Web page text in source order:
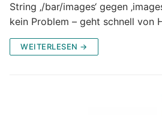
String ‚/bar/images‘ gegen
kein Problem – geht schnell
WEITERLESEN →